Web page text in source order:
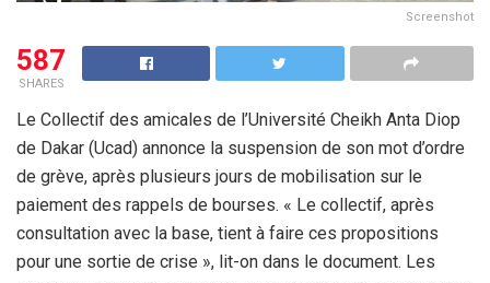
Screenshot
587
SHARES
Le Collectif des amicales de l’Université Cheikh Anta Diop
de Dakar (Ucad) annonce la suspension de son mot d’ordre
de grève, après plusieurs jours de mobilisation sur le
paiement des rappels de bourses. « Le collectif, après
consultation avec la base, tient à faire ces propositions
pour une sortie de crise », lit-on dans le document. Les